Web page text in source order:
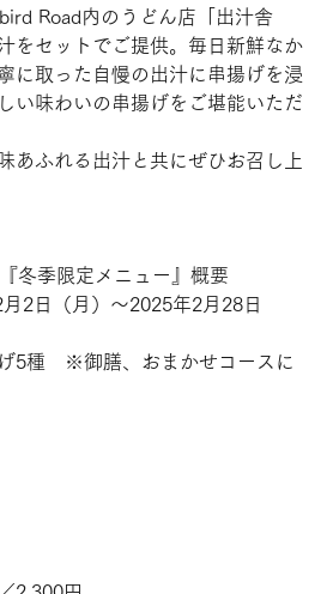
Road内のうどん店「出汁舎
をセットでご提供。毎日新鮮なか
に取った自慢の出汁に串揚げを浸
い味わいの串揚げをご堪能いただ
あふれる出汁と共にぜひお召し上
冬季限定メニュー』概要
2日（月）～2025年2月28日
5種　※御膳、おまかせコースに